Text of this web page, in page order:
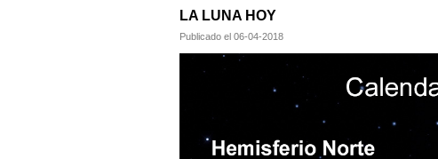
LA LUNA HOY
Publicado el 06-04-2018